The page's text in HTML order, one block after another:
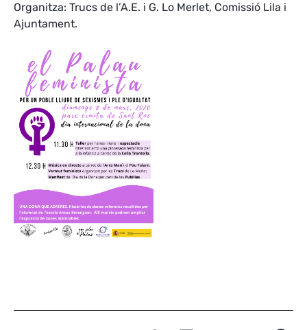
Organitza: Trucs de l’A.E. i G. Lo Merlet, Comissió Lila i
Ajuntament.